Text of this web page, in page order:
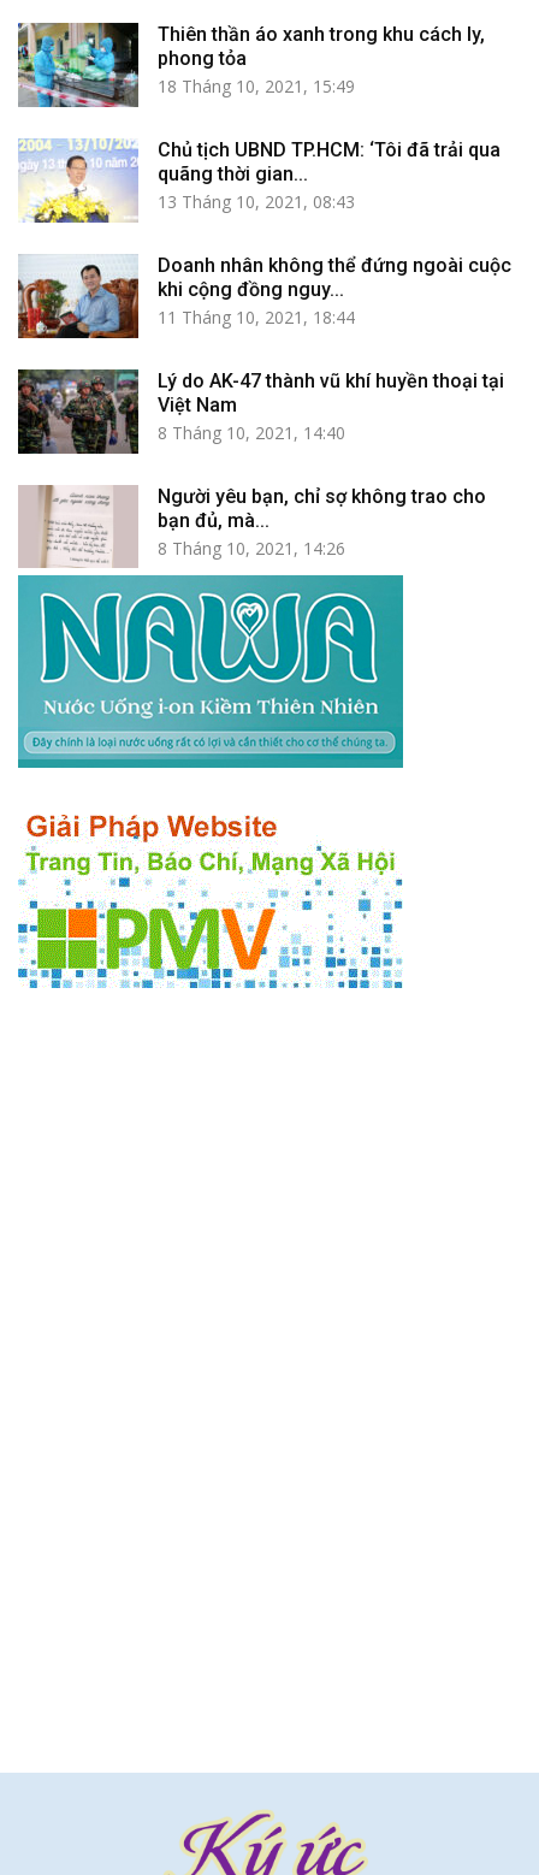
Thiên thần áo xanh trong khu cách ly,
phong tỏa
18 Tháng 10, 2021, 15:49
Chủ tịch UBND TP.HCM: ‘Tôi đã trải qua
quãng thời gian...
13 Tháng 10, 2021, 08:43
Doanh nhân không thể đứng ngoài cuộc
khi cộng đồng nguy...
11 Tháng 10, 2021, 18:44
Lý do AK-47 thành vũ khí huyền thoại tại
Việt Nam
8 Tháng 10, 2021, 14:40
Người yêu bạn, chỉ sợ không trao cho
bạn đủ, mà...
8 Tháng 10, 2021, 14:26